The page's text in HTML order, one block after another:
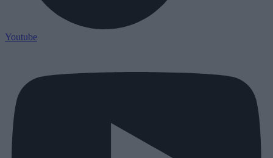
Youtube